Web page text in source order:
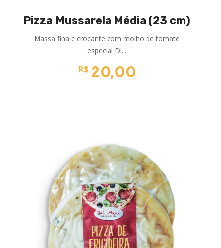
Pizza Mussarela Média (23 cm)
Massa fina e crocante com molho de tomate
especial Di...
R$ 20,00